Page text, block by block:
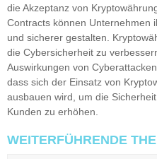
die Akzeptanz von
Contracts können Unternehmen
und sicherer gestalten.
die Cybersicherheit zu
Auswirkungen von
dass sich der Einsatz von
ausbauen wird, um die
Kunden zu erhöhen.
WEITERFÜHRENDE